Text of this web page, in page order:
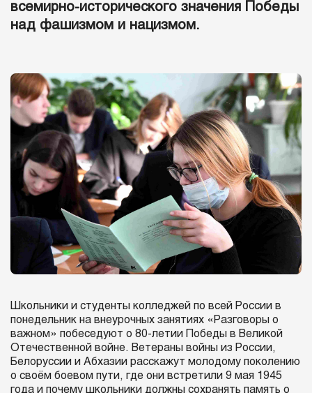
всемирно-исторического значения Победы
над фашизмом и нацизмом.
Школьники и студенты колледжей по всей России в
понедельник на внеурочных занятиях «Разговоры о
важном» побеседуют о 80-летии Победы в Великой
Отечественной войне. Ветераны войны из России,
Белоруссии и Абхазии расскажут молодому поколению
о своём боевом пути, где они встретили 9 мая 1945
года и почему школьники должны сохранять память о